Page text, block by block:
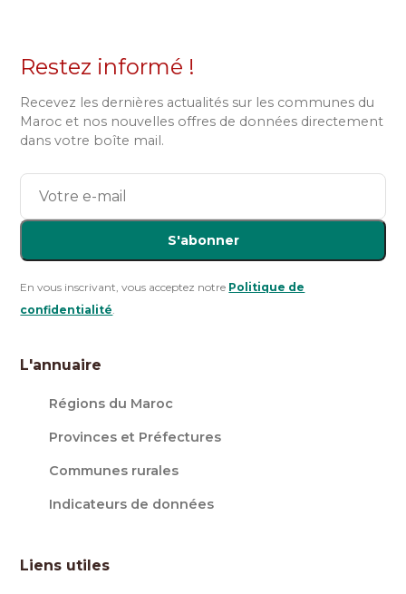
Restez informé !
Recevez les dernières actualités sur les communes du
Maroc et nos nouvelles offres de données directement
dans votre boîte mail.
S'abonner
En vous inscrivant, vous acceptez notre Politique de
confidentialité.
L'annuaire
Régions du Maroc
Provinces et Préfectures
Communes rurales
Indicateurs de données
Liens utiles